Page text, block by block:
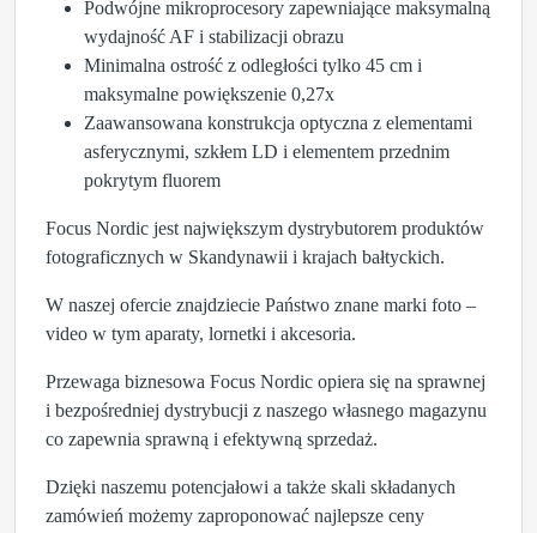
Podwójne mikroprocesory zapewniające maksymalną
wydajność AF i stabilizacji obrazu
Minimalna ostrość z odległości tylko 45 cm i
maksymalne powiększenie 0,27x
Zaawansowana konstrukcja optyczna z elementami
asferycznymi, szkłem LD i elementem przednim
pokrytym fluorem
Focus Nordic jest największym dystrybutorem produktów
fotograficznych w Skandynawii i krajach bałtyckich.
W naszej ofercie znajdziecie Państwo znane marki foto –
video w tym aparaty, lornetki i akcesoria.
Przewaga biznesowa Focus Nordic opiera się na sprawnej
i bezpośredniej dystrybucji z naszego własnego magazynu
co zapewnia sprawną i efektywną sprzedaż.
Dzięki naszemu potencjałowi a także skali składanych
zamówień możemy zaproponować najlepsze ceny